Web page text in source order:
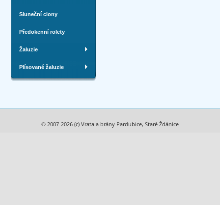
Sluneční clony
Předokenní rolety
Žaluzie
Plísované žaluzie
© 2007-2026 (c) Vrata a brány Pardubice, Staré Ždánice